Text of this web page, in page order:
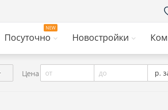
Посуточно Новостройки
Цена от до р.